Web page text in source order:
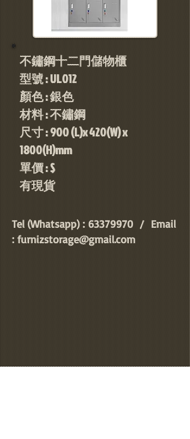
不鏽鋼十二門儲物櫃
型號 : UL012
顏色 : 銀色
材料 : 不鏽鋼
尺寸 : 900 (L)x 420(W) x
1800(H)mm
單價 : $
​有現貨
Tel (Whatsapp) :63379970/ Email
:furnizstorage@gmail.com